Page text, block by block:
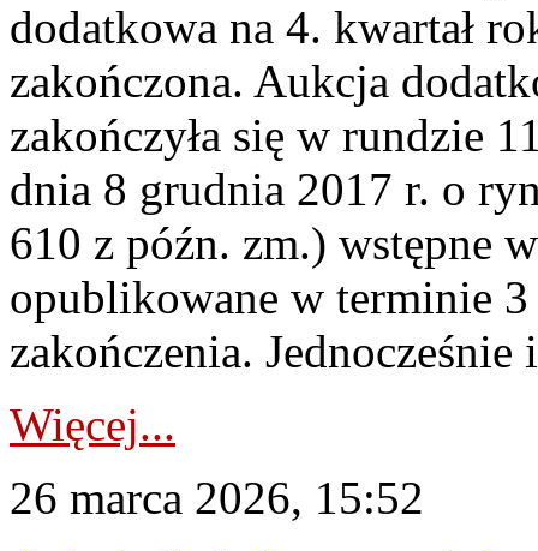
dodatkowa na 4. kwartał
zakończona. Aukcja
zakończyła się w rundzie
dnia 8 grudnia 2017 r. o
610 z późn. zm.) wstępne
opublikowane w terminie
zakończenia.
Więcej...
26 marca 2026, 15:52